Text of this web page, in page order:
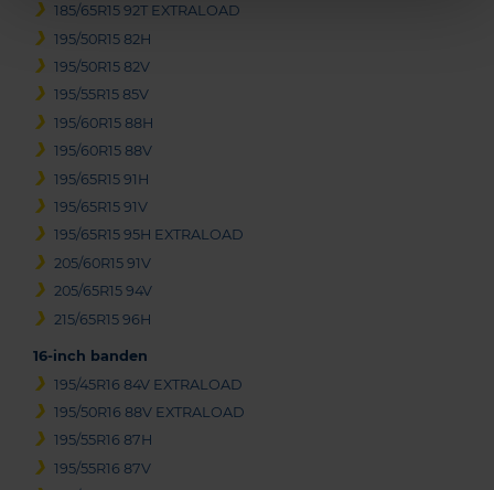
185/65R15 92T EXTRALOAD
195/50R15 82H
195/50R15 82V
195/55R15 85V
195/60R15 88H
195/60R15 88V
195/65R15 91H
195/65R15 91V
195/65R15 95H EXTRALOAD
205/60R15 91V
205/65R15 94V
215/65R15 96H
16-inch banden
195/45R16 84V EXTRALOAD
195/50R16 88V EXTRALOAD
195/55R16 87H
195/55R16 87V